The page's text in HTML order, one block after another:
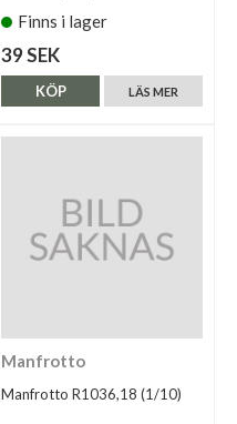
Finns i lager
39 SEK
LÄS MER
KÖP
Manfrotto
Manfrotto R1036,18 (1/10)